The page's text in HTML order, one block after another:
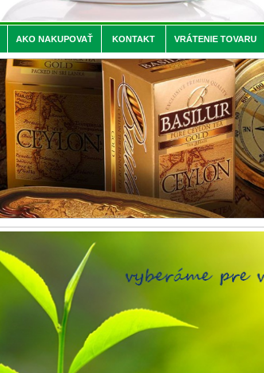
AKO NAKUPOVAŤ KONTAKT VRÁTENIE TOVARU